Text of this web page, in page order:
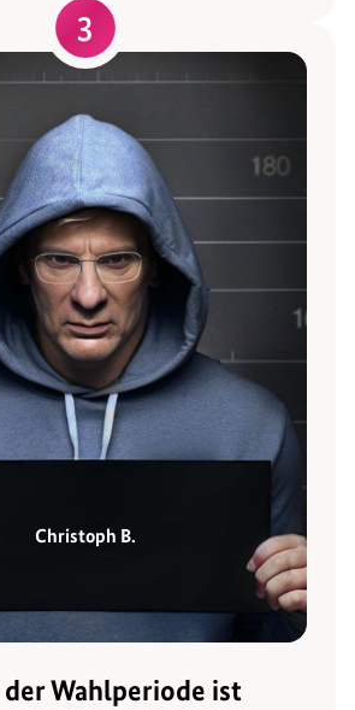
3
Christoph B.
der Wahlperiode ist